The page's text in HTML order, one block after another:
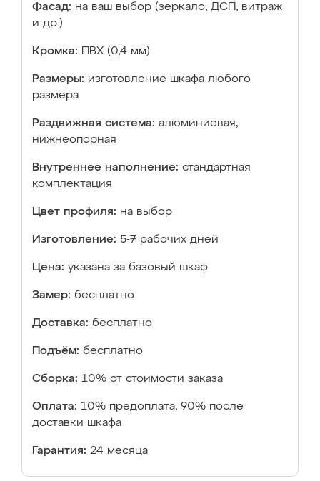
Фасад: на ваш выбор (зеркало, ДСП, витраж
и др.)
Кромка: ПВХ (0,4 мм)
Размеры: изготовление шкафа любого
размера
Раздвижная система: алюминиевая,
нижнеопорная
Внутреннее наполнение: стандартная
комплектация
Цвет профиля: на выбор
Изготовление: 5-7 рабочих дней
Цена: указана за базовый шкаф
Замер: бесплатно
Доставка: бесплатно
Подъём: бесплатно
Сборка: 10% от стоимости заказа
Оплата: 10% предоплата, 90% после
доставки шкафа
Гарантия: 24 месяца